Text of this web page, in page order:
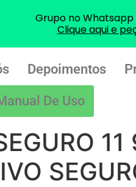
Depoimentos
De Uso
Grupo no
Clique aqui e